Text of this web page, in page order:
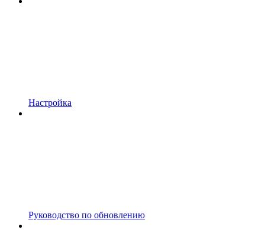
Настройка
Руководство по обновлению